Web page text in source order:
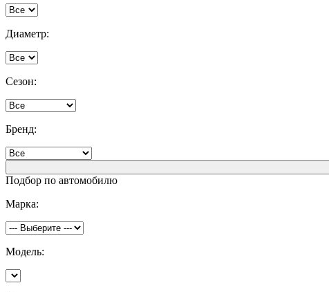
Диаметр:
Сезон:
Бренд:
Подбор по автомобилю
Марка:
Модель: